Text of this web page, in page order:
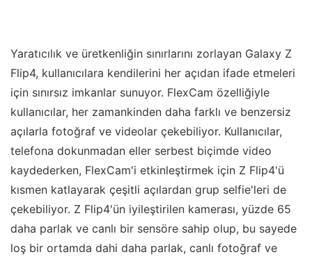
Yaratıcılık ve üretkenliğin sınırlarını zorlayan Galaxy Z
Flip4, kullanıcılara kendilerini her açıdan ifade etmeleri
için sınırsız imkanlar sunuyor. FlexCam özelliğiyle
kullanıcılar, her zamankinden daha farklı ve benzersiz
açılarla fotoğraf ve videolar çekebiliyor. Kullanıcılar,
telefona dokunmadan eller serbest biçimde video
kaydederken, FlexCam'i etkinleştirmek için Z Flip4'ü
kısmen katlayarak çeşitli açılardan grup selfie'leri de
çekebiliyor. Z Flip4'ün iyileştirilen kamerası, yüzde 65
daha parlak ve canlı bir sensöre sahip olup, bu sayede
loş bir ortamda dahi daha parlak, canlı fotoğraf ve